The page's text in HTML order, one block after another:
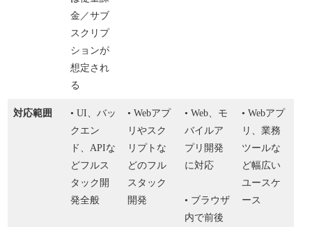
金／サブ
スクリプ
ションが
想定され
る
対応範囲
• UI、バッ
クエン
ド、APIな
どフルス
タック開
発全般
• Webアプ
リやスク
リプトな
どのフル
スタック
開発
• Web、モ
バイルア
プリ開発
に対応
• ブラウザ
内で前後
• Webアプ
リ、業務
ツールな
ど幅広い
ユースケ
ース